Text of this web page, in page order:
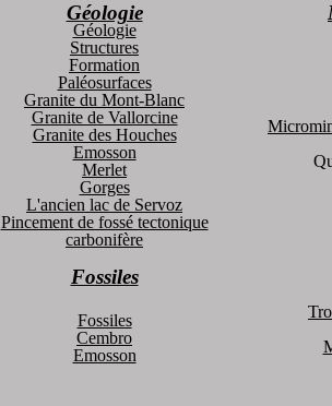
Géologie
Géologie
Structures
Formation
Paléosurfaces
Granite du Mont-Blanc
Granite de Vallorcine
Granite des Houches
Emosson
Merlet
Gorges
L'ancien lac de Servoz
Pincement de fossé tectonique
carbonifère
Fossiles
Fossiles
Cembro
Emosson